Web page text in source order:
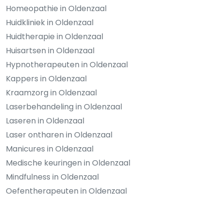
Homeopathie in Oldenzaal
Huidkliniek in Oldenzaal
Huidtherapie in Oldenzaal
Huisartsen in Oldenzaal
Hypnotherapeuten in Oldenzaal
Kappers in Oldenzaal
Kraamzorg in Oldenzaal
Laserbehandeling in Oldenzaal
Laseren in Oldenzaal
Laser ontharen in Oldenzaal
Manicures in Oldenzaal
Medische keuringen in Oldenzaal
Mindfulness in Oldenzaal
Oefentherapeuten in Oldenzaal